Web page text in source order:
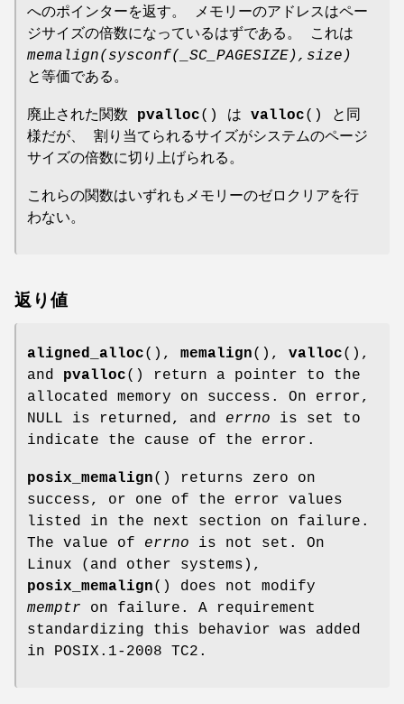
へのポインターを返す。 メモリーのアドレスはペー
ジサイズの倍数になっているはずである。 これは
memalign(sysconf(_SC_PAGESIZE),size)
と等価である。
廃止された関数 pvalloc() は valloc() と同
様だが、 割り当てられるサイズがシステムのページ
サイズの倍数に切り上げられる。
これらの関数はいずれもメモリーのゼロクリアを行
わない。
返り値
aligned_alloc(), memalign(), valloc(),
and pvalloc() return a pointer to the
allocated memory on success. On error,
NULL is returned, and errno is set to
indicate the cause of the error.
posix_memalign() returns zero on
success, or one of the error values
listed in the next section on failure.
The value of errno is not set. On
Linux (and other systems),
posix_memalign() does not modify
memptr on failure. A requirement
standardizing this behavior was added
in POSIX.1-2008 TC2.